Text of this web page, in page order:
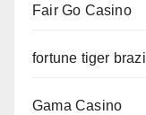
Fair Go Casino
fortune tiger brazil
Gama Casino